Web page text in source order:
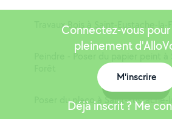
Travaux Bois à Saint-Eustache-la-
Peindre - Poser du papier peint à
Poser du placo à Saint-Eustache-
Connectez-vous
pleinement
M'inscrire
Déjà inscrit ? Me